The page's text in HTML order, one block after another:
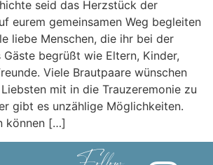
seid das Herzstück der
eurem gemeinsamen Weg begleiten
liebe Menschen, die ihr bei der
Gäste begrüßt wie Eltern, Kinder,
Viele Brautpaare wünschen
mit in die Trauzeremonie zu
gibt es unzählige Möglichkeiten.
können […]